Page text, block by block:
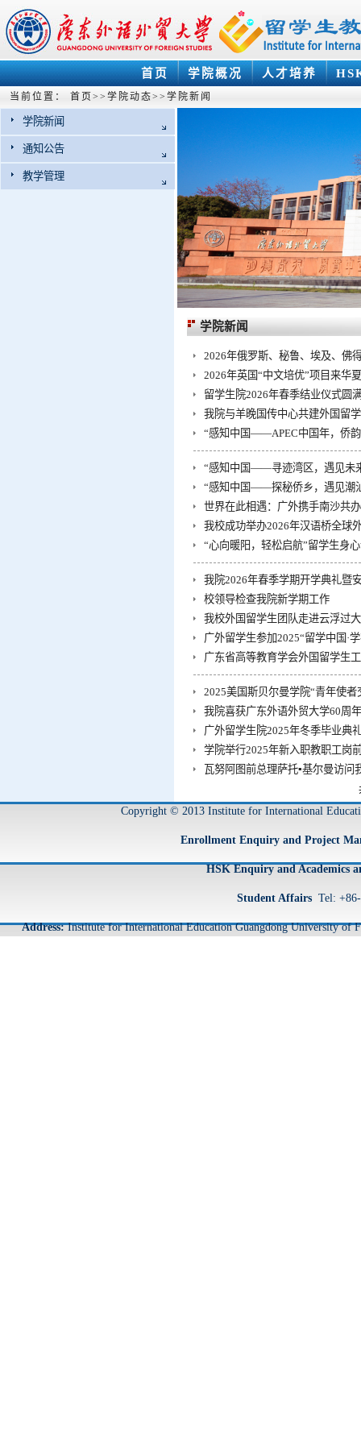
首页 学院概况 人才培养
当前位置： 首页 >> 学院动态>> 学院新闻
学院新闻
通知公告
教学管理
学院新闻
2026年俄罗斯、秘鲁、埃及、佛
2026年英国“中文培优”项目来华
留学生院2026年春季结业仪式圆
我院与羊晚国传中心共建外国留
“感知中国——APEC中国年，侨
“感知中国——寻迹湾区，遇见未
“感知中国——探秘侨乡，遇见潮
世界在此相遇：广外携手南沙共
我校成功举办2026年汉语桥全球
“心向暖阳，轻松启航”留学生身
我院2026年春季学期开学典礼暨
校领导检查我院新学期工作
我校外国留学生团队走进云浮过
广外留学生参加2025“留学中国·
广东省高等教育学会外国留学生
2025美国斯贝尔曼学院“青年使
我院喜获广东外语外贸大学60周
广外留学生院2025年冬季毕业典
学院举行2025年新入职教职工岗
瓦努阿图前总理萨托▪基尔曼访问
Copyright © 2013 Institute for International
Enrollment Enquiry and Project
HSK Enquiry and Academics
Student Affairs Tel:
Address:Institute for International Education Guangdong University of